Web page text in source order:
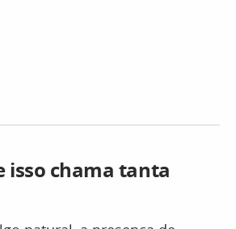
isso chama tanta